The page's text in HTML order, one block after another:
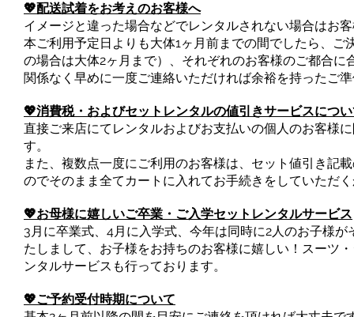
💖配送試着をお考えのお客様へ
イメージと違った場合などでレンタルされない場合はお
本ご利用予定日よりも大体1ヶ月前までの間でしたら、
の場合は大体2ヶ月まで）、それぞれのお客様のご都合
関係なく早めに一度ご連絡いただければ余裕を持ったご
💖消費税・およびセットレンタルの値引きサービスにつ
直接ご来店にてレンタルおよびお支払いの個人のお客様
す。
また、複数点一度にご利用のお客様は、セット値引き記
のでそのまま全てカートに入れてお手続きをしていただ
💖お母様に嬉しいご卒業・ご入学セットレンタルサービス
3月に卒業式、4月に入学式、今年は同時に2人のお子様
たしまして、お子様をお持ちのお客様に嬉しい！スーツ
ンタルサービスも行っております。
💖ご予約受付時期について